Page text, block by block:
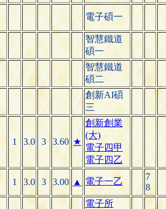
電子碩一
智慧鐵道
碩一
智慧鐵道
碩二
創新AI碩
三
1 3.0 3 3.60 ★
創新創業
(大)
電子四甲
電子四乙
1 3.0 3 3.00 ▲ 電子一乙
7
8
電子所